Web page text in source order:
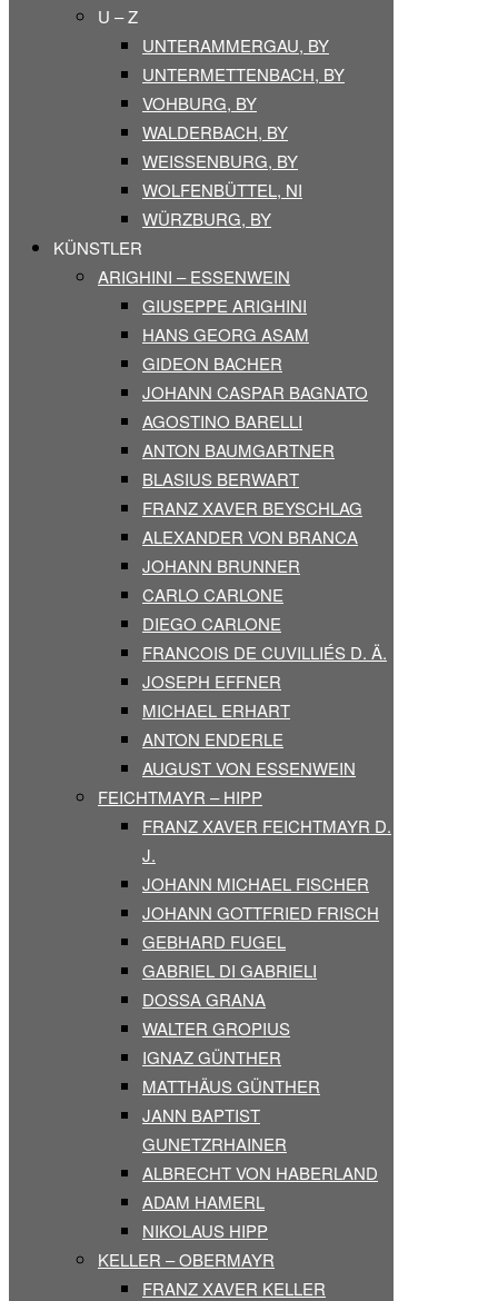
U – Z
UNTERAMMERGAU, BY
UNTERMETTENBACH, BY
VOHBURG, BY
WALDERBACH, BY
WEISSENBURG, BY
WOLFENBÜTTEL, NI
WÜRZBURG, BY
KÜNSTLER
ARIGHINI – ESSENWEIN
GIUSEPPE ARIGHINI
HANS GEORG ASAM
GIDEON BACHER
JOHANN CASPAR BAGNATO
AGOSTINO BARELLI
ANTON BAUMGARTNER
BLASIUS BERWART
FRANZ XAVER BEYSCHLAG
ALEXANDER VON BRANCA
JOHANN BRUNNER
CARLO CARLONE
DIEGO CARLONE
FRANCOIS DE CUVILLIÉS D. Ä.
JOSEPH EFFNER
MICHAEL ERHART
ANTON ENDERLE
AUGUST VON ESSENWEIN
FEICHTMAYR – HIPP
FRANZ XAVER FEICHTMAYR D.
J.
JOHANN MICHAEL FISCHER
JOHANN GOTTFRIED FRISCH
GEBHARD FUGEL
GABRIEL DI GABRIELI
DOSSA GRANA
WALTER GROPIUS
IGNAZ GÜNTHER
MATTHÄUS GÜNTHER
JANN BAPTIST
GUNETZRHAINER
ALBRECHT VON HABERLAND
ADAM HAMERL
NIKOLAUS HIPP
KELLER – OBERMAYR
FRANZ XAVER KELLER